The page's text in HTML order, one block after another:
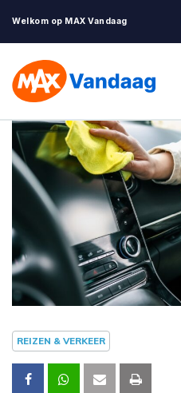
Welkom op MAX Vandaag
REIZEN & VERKEER